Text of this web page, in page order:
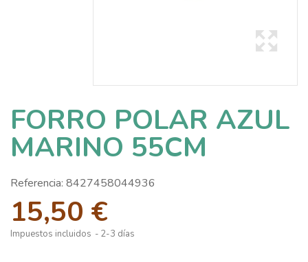
FORRO POLAR AZUL
MARINO 55CM
Referencia: 8427458044936
15,50 €
Impuestos incluidos 2-3 días